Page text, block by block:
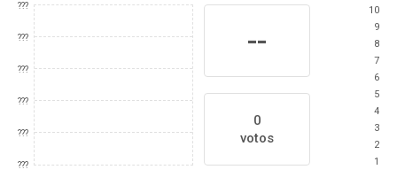
???
???
???
???
???
???
--
0
votos
10
9
8
7
6
5
4
3
2
1